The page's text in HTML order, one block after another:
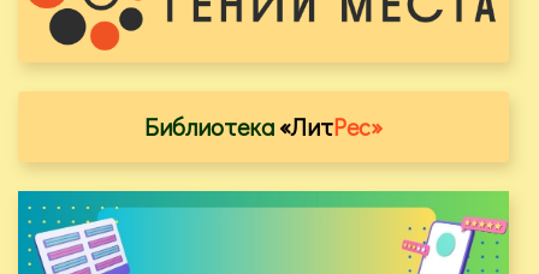
Библиотека«ЛитРес»